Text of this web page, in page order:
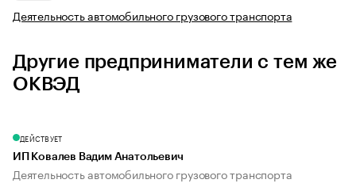
Деятельность автомобильного грузового транспорта
Другие предприниматели с тем же
ОКВЭД
ДЕЙСТВУЕТ
ИП Ковалев Вадим Анатольевич
Деятельность автомобильного грузового транспорта